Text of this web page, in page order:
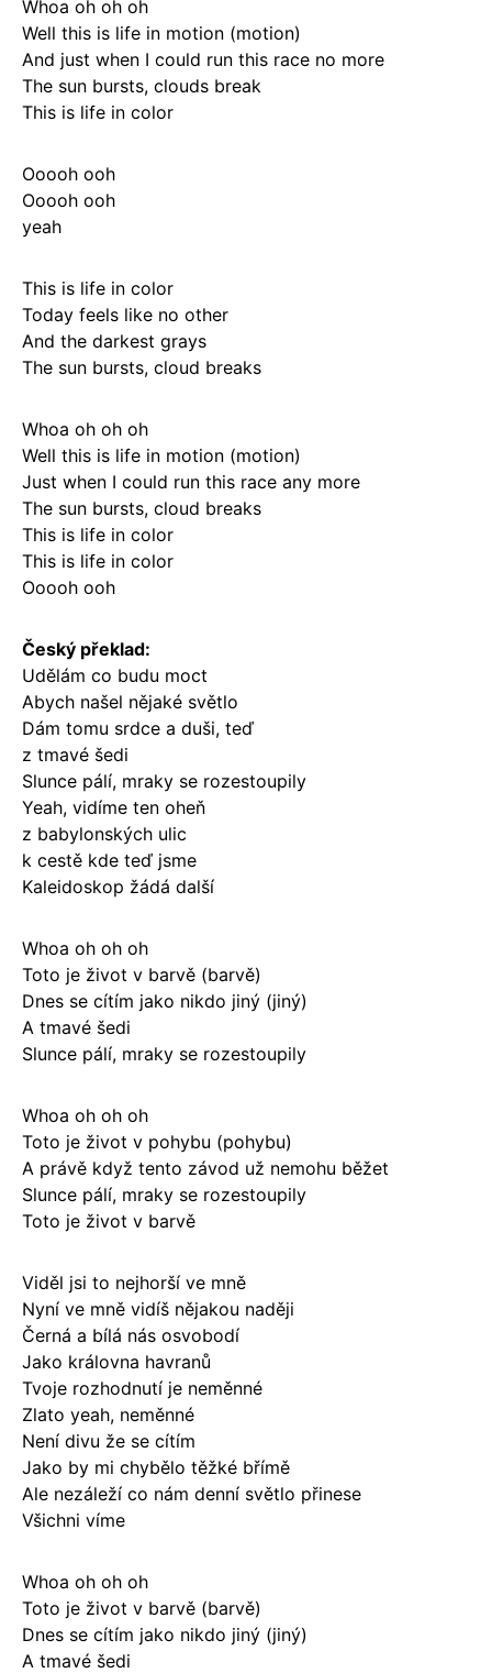
Whoa oh oh oh
Well this is life in motion (motion)
And just when I could run this race no more
The sun bursts, clouds break
This is life in color
Ooooh ooh
Ooooh ooh
yeah
This is life in color
Today feels like no other
And the darkest grays
The sun bursts, cloud breaks
Whoa oh oh oh
Well this is life in motion (motion)
Just when I could run this race any more
The sun bursts, cloud breaks
This is life in color
This is life in color
Ooooh ooh
Český překlad:
Udělám co budu moct
Abych našel nějaké světlo
Dám tomu srdce a duši, teď
z tmavé šedi
Slunce pálí, mraky se rozestoupily
Yeah, vidíme ten oheň
z babylonských ulic
k cestě kde teď jsme
Kaleidoskop žádá další
Whoa oh oh oh
Toto je život v barvě (barvě)
Dnes se cítím jako nikdo jiný (jiný)
A tmavé šedi
Slunce pálí, mraky se rozestoupily
Whoa oh oh oh
Toto je život v pohybu (pohybu)
A právě když tento závod už nemohu běžet
Slunce pálí, mraky se rozestoupily
Toto je život v barvě
Viděl jsi to nejhorší ve mně
Nyní ve mně vidíš nějakou naději
Černá a bílá nás osvobodí
Jako královna havranů
Tvoje rozhodnutí je neměnné
Zlato yeah, neměnné
Není divu že se cítím
Jako by mi chybělo těžké břímě
Ale nezáleží co nám denní světlo přinese
Všichni víme
Whoa oh oh oh
Toto je život v barvě (barvě)
Dnes se cítím jako nikdo jiný (jiný)
A tmavé šedi